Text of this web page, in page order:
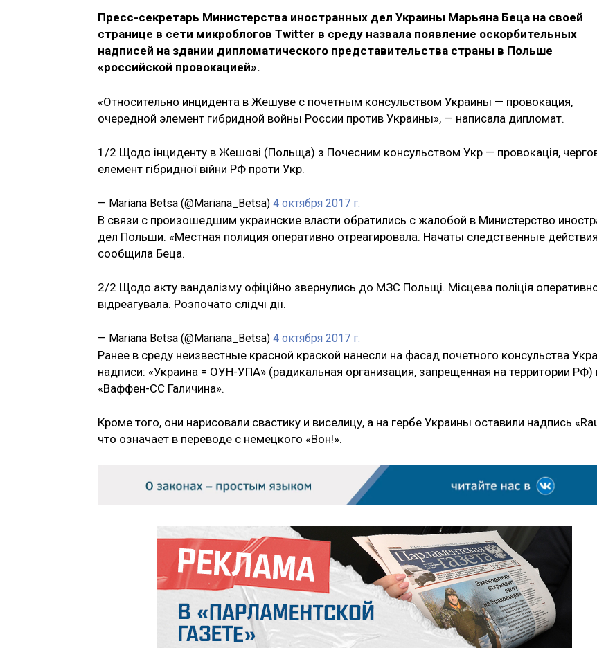
Пресс-секретарь Министерства иностранных дел Украины Марьяна Беца на своей
странице в сети микроблогов Twitter в среду назвала появление оскорбительных
надписей на здании дипломатического представительства страны в Польше
«российской провокацией».
«Относительно инцидента в Жешуве с почетным консульством Украины — провокация,
очередной элемент гибридной войны России против Украины», — написала дипломат.
1/2 Щодо інциденту в Жешові (Польща) з Почесним консульством Укр — провокація,
елемент гібридної війни РФ проти Укр.
— Mariana Betsa (@Mariana_Betsa) 4 октября 2017 г.
В связи с произошедшим украинские власти обратились с жалобой в Министерство
дел Польши. «Местная полиция оперативно отреагировала. Начаты следственные
сообщила Беца.
2/2 Щодо акту вандалізму офіційно звернулись до МЗС Польщі. Місцева поліція
відреагувала. Розпочато слідчі дії.
— Mariana Betsa (@Mariana_Betsa) 4 октября 2017 г.
Ранее в среду неизвестные красной краской нанесли на фасад почетного консульства
надписи: «Украина = ОУН-УПА» (радикальная организация, запрещенная на территории РФ)
«Ваффен-СС Галичина».
Кроме того, они нарисовали свастику и виселицу, а на гербе Украины оставили надпись
что означает в переводе с немецкого «Вон!».